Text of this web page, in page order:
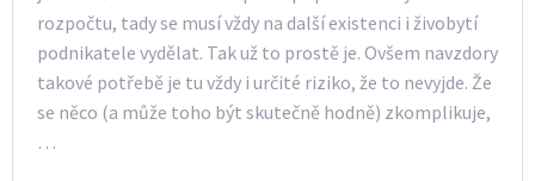
rozpočtu, tady se musí vždy na další existenci i živobytí
podnikatele vydělat. Tak už to prostě je. Ovšem navzdory
takové potřebě je tu vždy i určité riziko, že to nevyjde. Že
se něco (a může toho být skutečně hodně) zkomplikuje,
…